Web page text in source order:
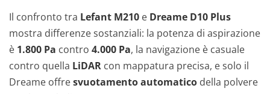
Il confronto tra Lefant M210 e Dreame D10 Plus
mostra differenze sostanziali: la potenza di aspirazione
è 1.800 Pa contro 4.000 Pa, la navigazione è casuale
contro quella LiDAR con mappatura precisa, e solo il
Dreame offresvuotamento automatico della polvere